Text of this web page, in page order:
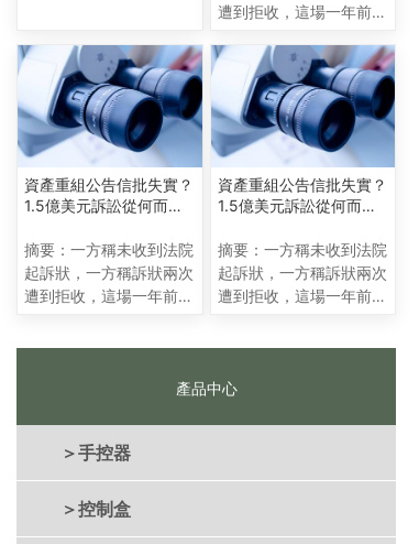
影響嗎？ 正在回歸A股路
上加速衝刺的奇虎（以下
簡稱），
遭到拒收，這場一年前已
中？ 真相到底如何？ 只
差臨門一腳的上市會受到
影響嗎？ 正在回歸A股路
上加速衝刺的奇虎（以下
簡稱），
資產重組公告信批失實？
1.5億美元訴訟從何而
摘要：一方稱未收到法院
起訴狀，一方稱訴狀兩次
遭到拒收，這場一年前已
影響嗎？ 正在回歸A股路
資產重組公告信批失實？
1.5億美元訴訟從何而
摘要：一方稱未收到法院
起訴狀，一方稱訴狀兩次
遭到拒收，這場一年前已
影響嗎？ 正在回歸A股路
產品中心
＞手控器
＞控制盒